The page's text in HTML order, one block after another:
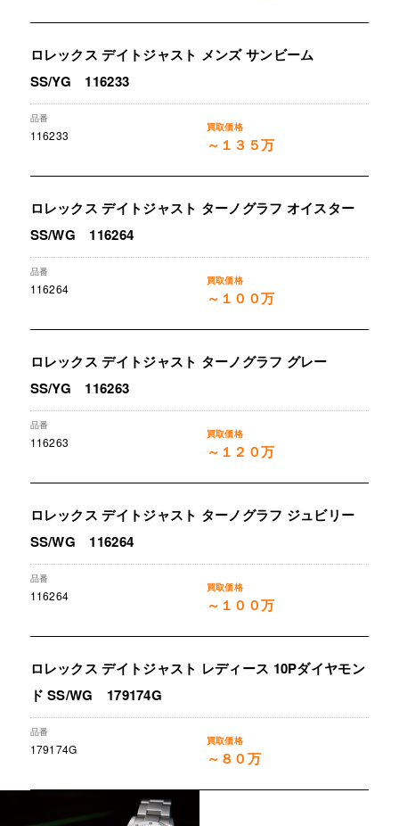
ロレックス デイトジャスト メンズ サンビーム
SS/YG 116233
116233 ～１３５万
ロレックス デイトジャスト ターノグラフ オイスター
SS/WG 116264
116264 ～１００万
ロレックス デイトジャスト ターノグラフ グレー
SS/YG 116263
116263 ～１２０万
ロレックス デイトジャスト ターノグラフ ジュビリー
SS/WG 116264
116264 ～１００万
ロレックス デイトジャスト レディース 10Pダイヤモン
ド SS/WG 179174G
179174G ～８０万